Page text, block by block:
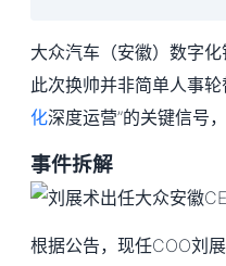
大众汽车（安徽）数字
此次换帅并非简单人事
化深度运营”的关键信号
事件拆解
根据公告，现任COO刘